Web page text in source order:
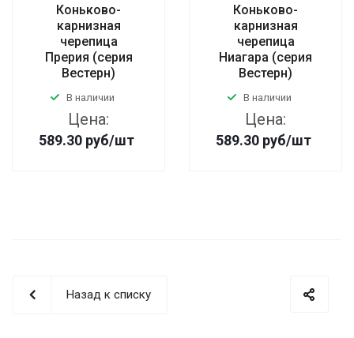
Коньково-
карнизная
черепица
Прерия (серия
Вестерн)
В наличии
Цена:
589.30 руб/шт
Коньково-
карнизная
черепица
Ниагара (серия
Вестерн)
В наличии
Цена:
589.30 руб/шт
Назад к списку